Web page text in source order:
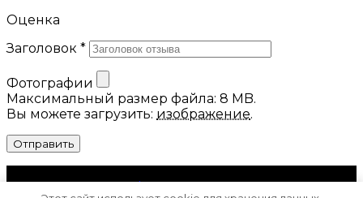
Оценка
Заголовок *
Фотографии
Максимальный размер файла: 8 MB.
Вы можете загрузить: изображение.
Политика конфиденциальности